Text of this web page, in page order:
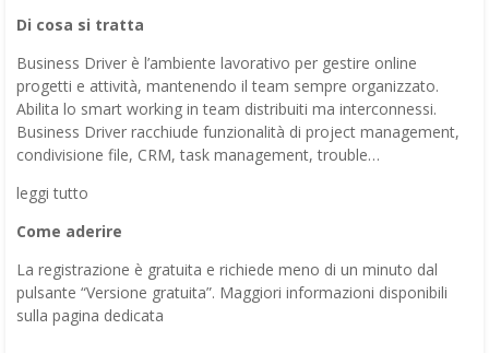
Di cosa si tratta
Business Driver è l’ambiente lavorativo per gestire online
progetti e attività, mantenendo il team sempre organizzato.
Abilita lo smart working in team distribuiti ma interconnessi.
Business Driver racchiude funzionalità di project management,
condivisione file, CRM, task management, trouble…
leggi tutto
Come aderire
La registrazione è gratuita e richiede meno di un minuto dal
pulsante “Versione gratuita”. Maggiori informazioni disponibili
sulla pagina dedicata